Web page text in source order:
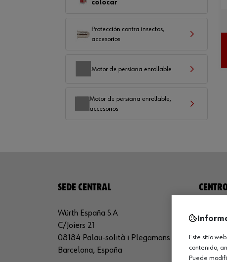
colocar
Protección contra insectos,
accesorios
Motor de persiana enrollable
Motor de persiana enrollable,
accesorios
SEDE CENTRAL
Würth España S.A
C/Joiers 21
08184 Palau-solità i Plegamans
Barcelona, España
Würth
26150
La
Este sitio
contenido,
Puede